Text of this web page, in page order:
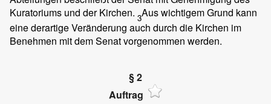
Kuratoriums und der Kirchen. 3Aus wichtigem Grund kann
eine derartige Veränderung auch durch die Kirchen im
Benehmen mit dem Senat vorgenommen werden.
§ 2
Auftrag